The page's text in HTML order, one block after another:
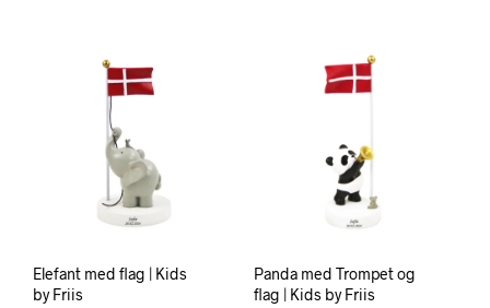
Elefant med flag | Kids
by Friis
Panda med Trompet og
flag | Kids by Friis